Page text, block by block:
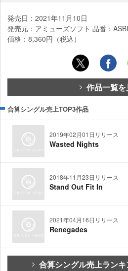
発売日：2021年11月10日
発売元：アミューズソフト 品番：
価格：8,360円（税込）
作品一覧を
合算シングル売上TOP3作品
2019年02月01日リリース
Wasted Nights
2018年11月23日リリース
Stand Out Fit In
2021年04月16日リリース
Renegades
合算シングル売上ラン